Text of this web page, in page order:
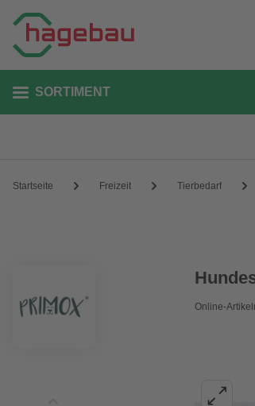
SORTIMENT
Startseite Freizeit Tierbedarf
Online-